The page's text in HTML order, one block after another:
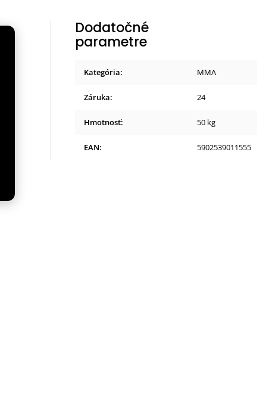
Dodatočné
parametre
Kategória: MMA
Záruka: 24
Hmotnosť: 50 kg
EAN: 5902539011555